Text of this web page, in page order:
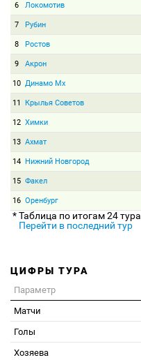
6 Локомотив
7 Рубин
8 Ростов
9 Акрон
10 Динамо Мх
11 Крылья Советов
12 Химки
13 Ахмат
14 Нижний Новгород
15 Факел
16 Оренбург
* Таблица по итогам 24 тура
Перейти в последний тур
ЦИФРЫ ТУРА
Параметр
Матчи
Голы
Хозяева